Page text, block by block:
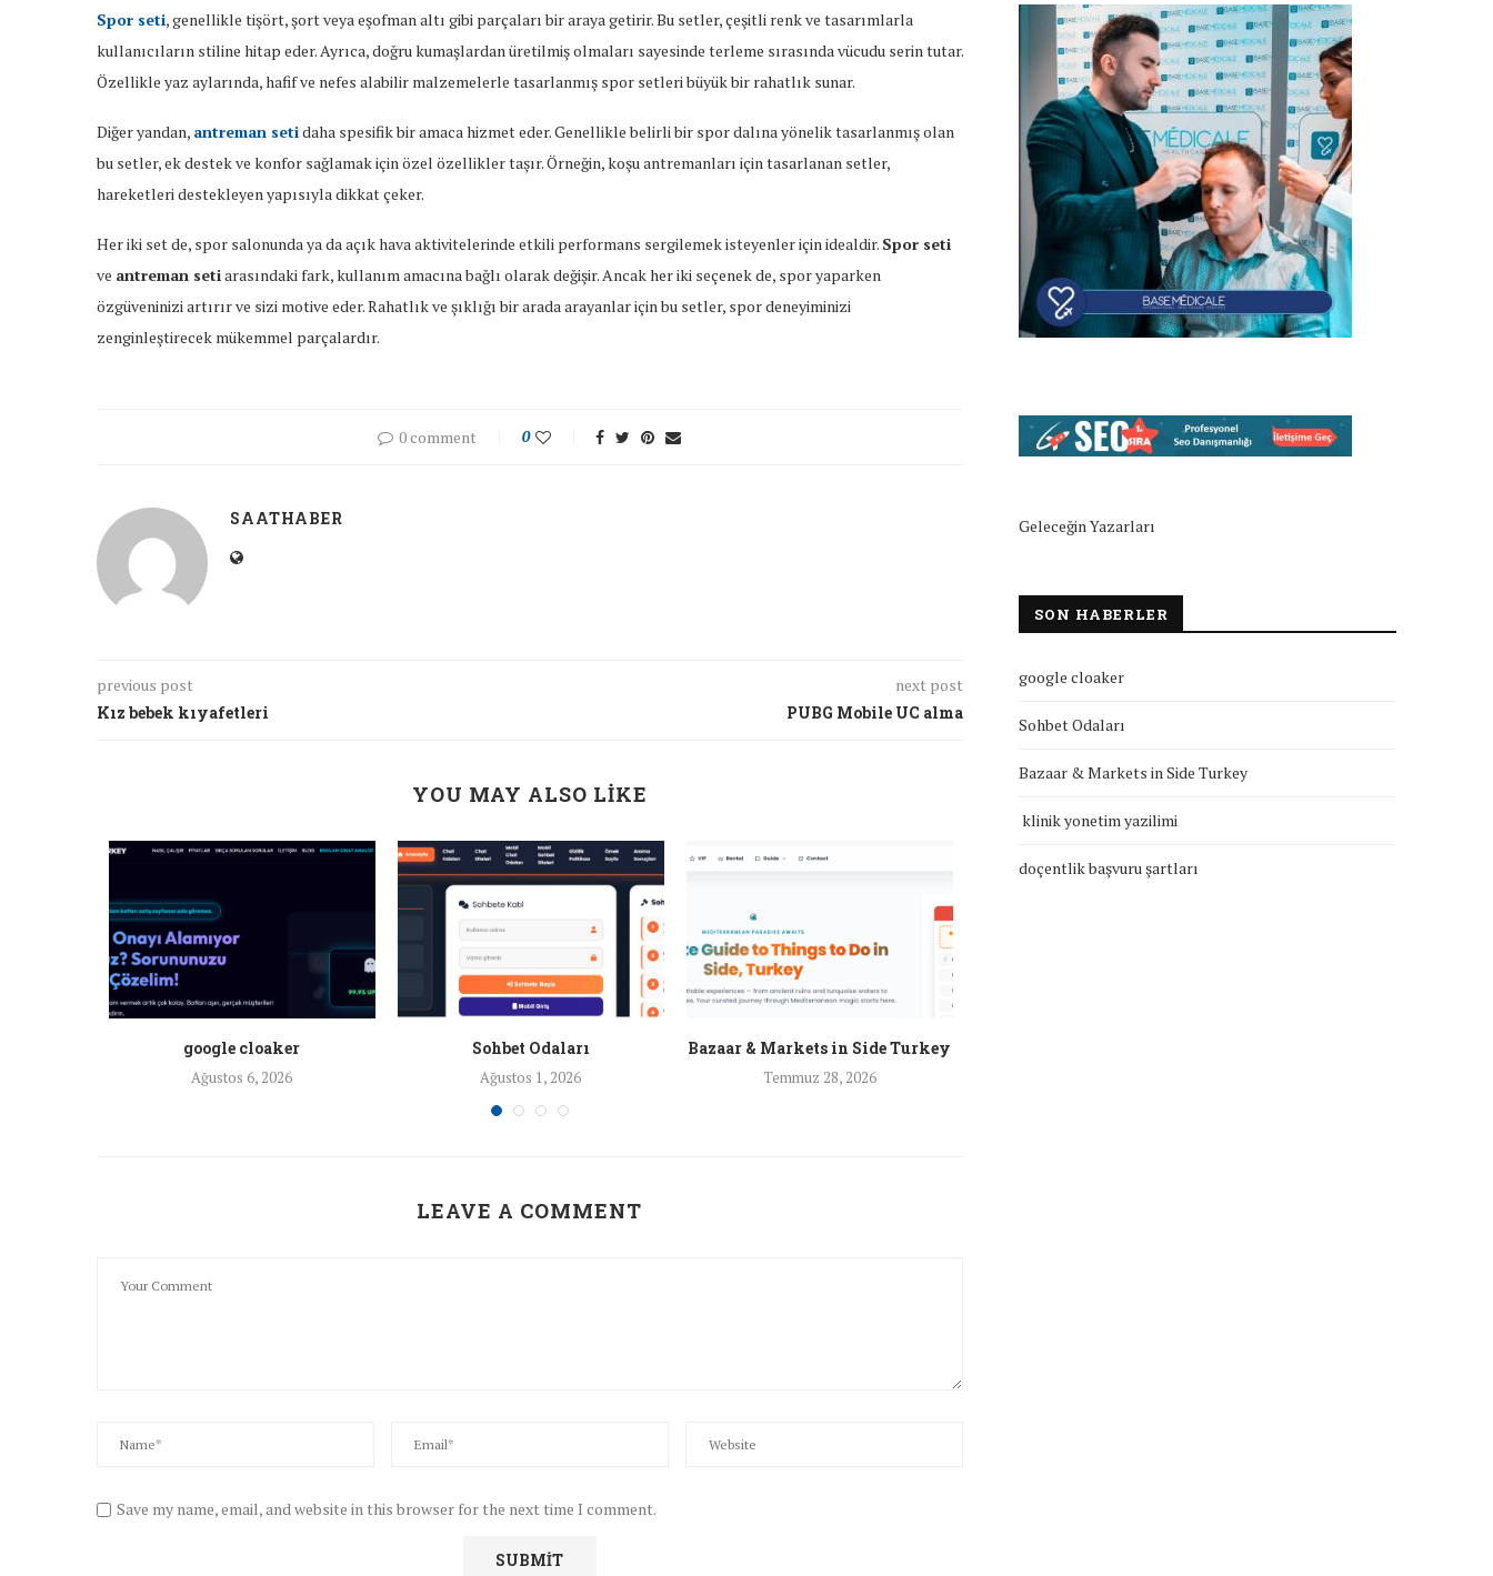
Spor seti, genellikle tişört, şort veya eşofman altı gibi parçaları bir araya getirir. Bu setler, çeşitli renk ve tasarımlarla
kullanıcıların stiline hitap eder. Ayrıca, doğru kumaşlardan üretilmiş olmaları sayesinde terleme sırasında vücudu serin tutar.
Özellikle yaz aylarında, hafif ve nefes alabilir malzemelerle tasarlanmış spor setleri büyük bir rahatlık sunar.
Diğer yandan, antreman setidaha spesifik bir amaca hizmet eder. Genellikle belirli bir spor dalına yönelik tasarlanmış olan
bu setler, ek destek ve konfor sağlamak için özel özellikler taşır. Örneğin, koşu antremanları için tasarlanan setler,
hareketleri destekleyen yapısıyla dikkat çeker.
Her iki set de, spor salonunda ya da açık hava aktivitelerinde etkili performans sergilemek isteyenler için idealdir. Spor seti
ve antreman setiarasındaki fark, kullanım amacına bağlı olarak değişir. Ancak her iki seçenek de, spor yaparken
özgüveninizi artırır ve sizi motive eder. Rahatlık ve şıklığı bir arada arayanlar için bu setler, spor deneyiminizi
zenginleştirecek mükemmel parçalardır.
0 comment 0
SAATHABER
previous post
Kız bebek kıyafetleri
next post
PUBG Mobile UC alma
YOU MAY ALSO LIKE
google cloaker
Ağustos 6, 2026
Sohbet Odaları
Ağustos 1, 2026
Bazaar & Markets in Side Turkey
Temmuz 28, 2026
LEAVE A COMMENT
Save my name, email, and website in this browser for the next time I comment.
Geleceğin Yazarları
SON HABERLER
google cloaker
Sohbet Odaları
Bazaar & Markets in Side Turkey
klinik yonetim yazilimi
doçentlik başvuru şartları